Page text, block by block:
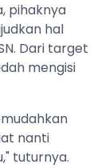
pihaknya
hal
Dari target
mengisi
nanti
tuturnya.